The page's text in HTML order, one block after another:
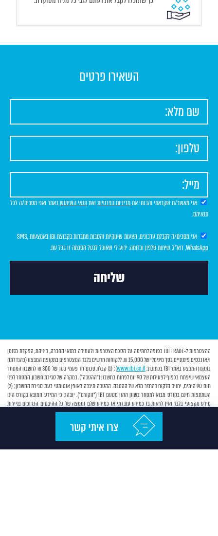
השאירו פרטים
אני מאשר/ת שקראתי והבנתי אתמדיניות הפרטיותואתתנאי השימושבאתר ואני מסכים/ה לכל
תנאיהם.
אני מסכים/ה לקבלת עדכונים, הצעות שיווקיות והטבות מחברות בקבוצת IBI באמצעות SMS,
WhatsApp, דוא"ל, שיחות טלפון וכדומה. ידוע לי שאוכל לבטל הסכמה זו בכל עת.
שליחה
ההצטרפות ל-IBI TRADE כפופה לחתימה על הסכם הצטרפות ולעמידה בתנאי החברה, ביניהם, הפקדת מזומן
ו/או נכסים פיננסיים בסך מינימלי של 15,000 ₪. ללקוחות חדשים בלבד המצטרפים בתקופת המבצע (כהגדרתה
בתקנון המבצע באתר IBI בכתובת:
www.ibi.co.il
): (1) קבלת סכום חד פעמי בסך של 300 ₪ לחשבון המסחר
העצמאי שיפתח בכפוף לפעילות של 90 יום לפחות בחשבון ("ההטבה"). במקרה של סגירת חשבון המסחר לפני
תום 90 הימים, יחויב הלקוח בהחזר מלא של ההטבה. ההטבה תיגבה באופן אוטומטי בעת סגירת החשבון; (2)
השתתפות חינם בקורס מבוא למסחר בשוק ההון מטעם IBI ("הקורס"). יובהר, כי המידע המובא בקורס הינו
מידע מקצועי בלבד ואין לראות בו כמידע עובדתי או כמידע שלם וממצה של כל ההיבטים הכרוכים בניירות
החברה רשאית להפסיק את מתן ההטבות, כולן או חלקן, לפי שיקול דעתה הבלעדי, בכל עת וללא הודעה
מוקדמת. האמור לעיל אינו מהווה יעוץ/שיווק השקעות ו/או תחליף לשיווק השקעות ו/או ייעוץ מס המתחשב
בנתונים והצרכים המיוחדים של כל אדם ו/או הצעה לרכישת ניירות ערך. ההתראות ו/או המידע באפליקציה,